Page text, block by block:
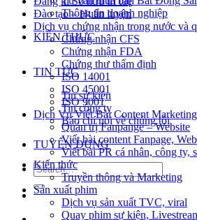
Thông tin doanh nghiệp
KIẾN THỨC
TIN TỨC
Tin sự kiện
Tin công ty
Báo chí nói về chúng tôi
TUYỂN DỤNG
Đào tạo – Huấn luyện
Dịch vụ chứng nhận trong nước và
Chứng nhận CFS
Chứng nhận FDA
Chứng thư thẩm định
ISO 14001
ISO 45001
ISO 9001
Dịch Vụ Viết Bài Content
Quản trị Fanpange – Website
Viết bài content Fanpage,
Viết bài PR cá nhân, công ty,
Kiến thức
Truyền thông và Marketing
Sản xuất phim
Dịch vụ sản xuất TVC, viral
Quay phim sự kiện,